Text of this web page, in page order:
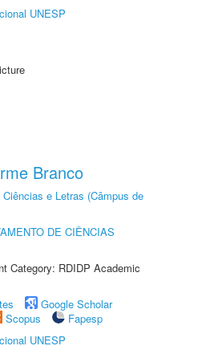
UNESP
Branco
Ciências e Letras (Câmpus de
DE CIÊNCIAS
Category: RDIDP Academic
Google Scholar
Scopus
Fapesp
UNESP